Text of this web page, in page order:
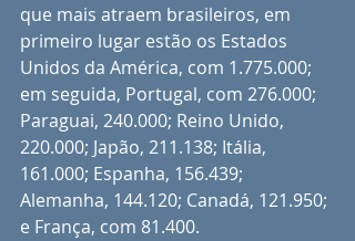
que mais atraem brasileiros, em
primeiro lugar estão os Estados
Unidos da América, com 1.775.000;
em seguida, Portugal, com 276.000;
Paraguai, 240.000; Reino Unido,
220.000; Japão, 211.138; Itália,
161.000; Espanha, 156.439;
Alemanha, 144.120; Canadá, 121.950;
e França, com 81.400.